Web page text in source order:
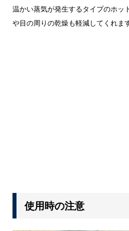
温かい蒸気が発生するタイプのホッ
や目の周りの乾燥も軽減してくれま
使用時の注意